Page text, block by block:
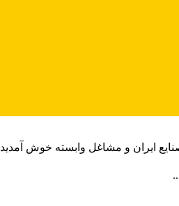
ایران و مشاغل وابسته خوش آمدید